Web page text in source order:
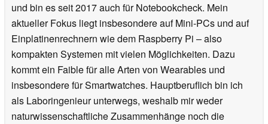
und bin es seit 2017 auch für Notebookcheck. Mein
aktueller Fokus liegt insbesondere auf Mini-PCs und auf
Einplatinenrechnern wie dem Raspberry Pi – also
kompakten Systemen mit vielen Möglichkeiten. Dazu
kommt ein Faible für alle Arten von Wearables und
insbesondere für Smartwatches. Hauptberuflich bin ich
als Laboringenieur unterwegs, weshalb mir weder
naturwissenschaftliche Zusammenhänge noch die